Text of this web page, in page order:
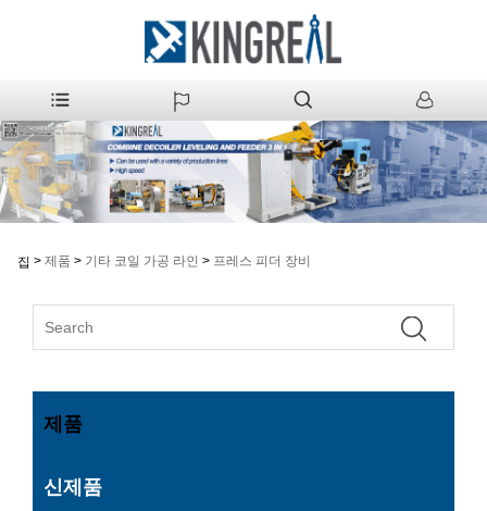
집 > 제품 > 기타 코일 가공 라인 > 프레스 피더 장비
제품
신제품